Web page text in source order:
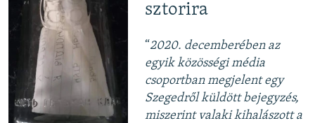
sztorira
“2020. decemberében az
egyik közösségi média
csoportban megjelent egy
Szegedről küldött bejegyzés,
miszerint valaki kihalászott a